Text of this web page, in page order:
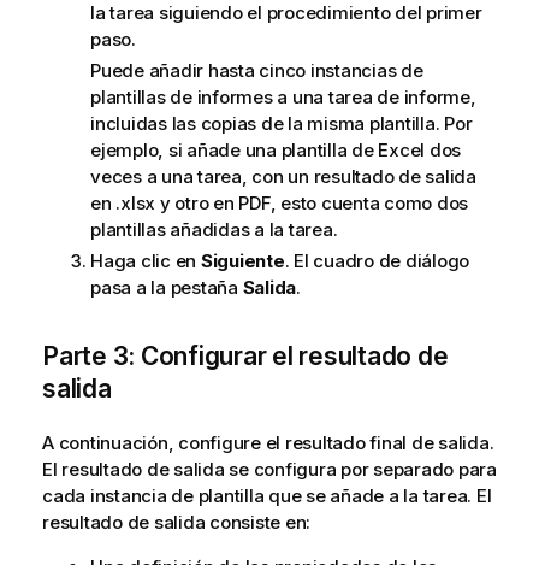
la tarea siguiendo el procedimiento del primer
paso.
Puede añadir hasta cinco instancias de
plantillas de informes a una tarea de informe,
incluidas las copias de la misma plantilla. Por
ejemplo, si añade una plantilla de Excel dos
veces a una tarea, con un resultado de salida
en .xlsx y otro en PDF, esto cuenta como dos
plantillas añadidas a la tarea.
Haga clic en Siguiente. El cuadro de diálogo
pasa a la pestaña Salida.
Parte 3: Configurar el resultado de
salida
A continuación, configure el resultado final de salida.
El resultado de salida se configura por separado para
cada instancia de plantilla que se añade a la tarea. El
resultado de salida consiste en: